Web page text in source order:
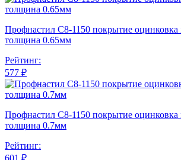
Профнастил С8-1150 покрытие
толщина 0.65мм
Рейтинг:
577 ₽
Профнастил С8-1150 покрытие
толщина 0.7мм
Рейтинг: